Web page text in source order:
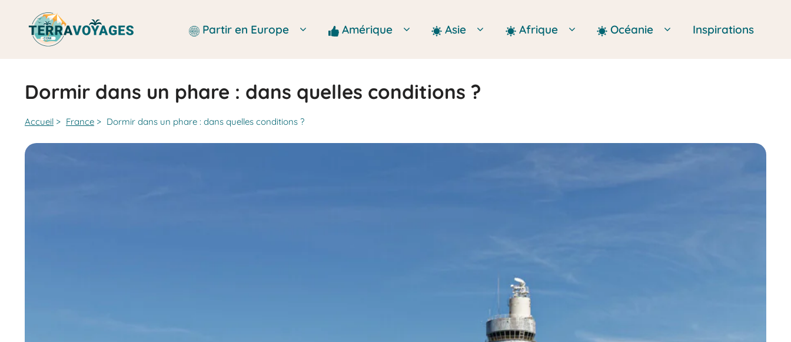
contenu
Partir en Europe Amérique Asie Afrique Océanie Inspirations
Dormir dans un phare : dans quelles conditions ?
Accueil > France > Dormir dans un phare : dans quelles conditions ?